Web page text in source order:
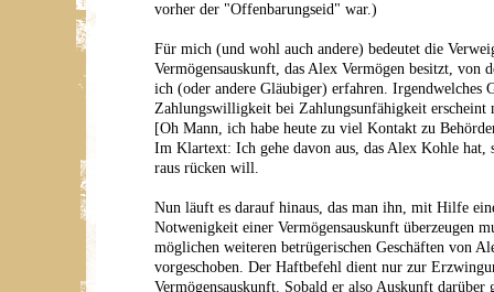
vorher der "Offenbarungseid" war.)
Für mich (und wohl auch andere) bedeutet die
Vermögensauskunft, das Alex Vermögen besitzt, von
ich (oder andere Gläubiger) erfahren. Irgendwelches
Zahlungswilligkeit bei Zahlungsunfähigkeit
[Oh Mann, ich habe heute zu viel Kontakt zu
Im Klartext: Ich gehe davon aus, das Alex Kohle hat,
raus rücken will.
Nun läuft es darauf hinaus, das man ihn, mit Hilfe
Notwenigkeit einer Vermögensauskunft überzeugen
möglichen weiteren betrügerischen Geschäften von
vorgeschoben. Der Haftbefehl dient nur zur
Vermögensauskunft. Sobald er also Auskunft